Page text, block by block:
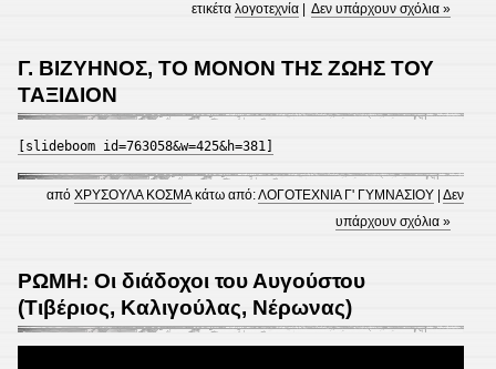
ετικέταλογοτεχνία |Δεν υπάρχουν σχόλια »
Γ. ΒΙΖΥΗΝΟΣ, ΤΟ ΜΟΝΟΝ ΤΗΣ ΖΩΗΣ ΤΟΥ
ΤΑΞΙΔΙΟΝ
[slideboom id=763058&w=425&h=381]
απόΧΡΥΣΟΥΛΑ ΚΟΣΜΑκάτω από:ΛΟΓΟΤΕΧΝΙΑ Γ' ΓΥΜΝΑΣΙΟΥ |Δεν
υπάρχουν σχόλια »
ΡΩΜΗ: Οι διάδοχοι του Αυγούστου
(Τιβέριος, Καλιγούλας, Νέρωνας)